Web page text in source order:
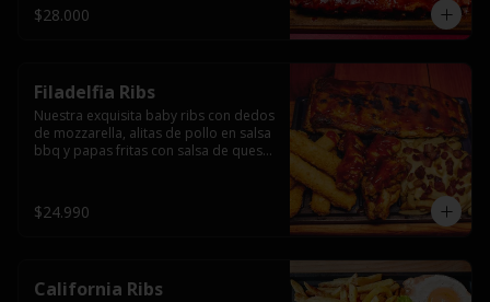
$28.000
Filadelfia Ribs
Nuestra exquisita baby ribs con dedos
de mozzarella, alitas de pollo en salsa
bbq y papas fritas con salsa de queso
$24.990
California Ribs